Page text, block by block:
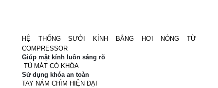
HỆ THỐNG SƯỞI KÍNH BẰNG HƠI NÓNG TỪ
COMPRESSOR
Giúp mặt kính luôn sáng rõ
TỦ MÁT CÓ KHÓA
Sử dụng khóa an toàn
TAY NẮM CHÌM HIỆN ĐẠI